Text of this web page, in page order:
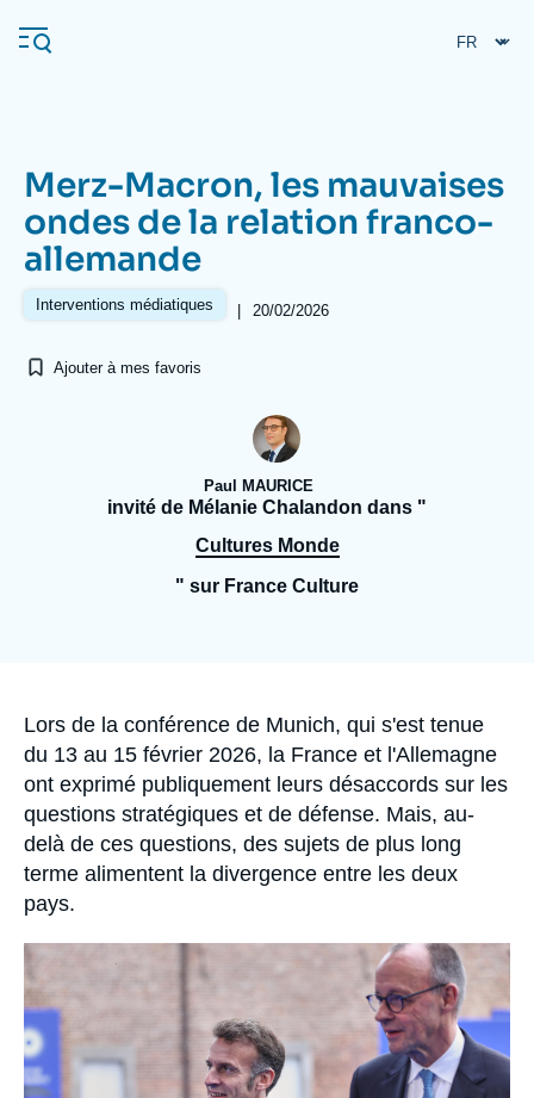
au
contenu
Navigation
principale
L'Ifri
Se connecter
À propos de l'Ifri
Proche-Orient
Merz-Macron, les mauvaises
ondes de la relation franco-
allemande
Interventions médiatiques | 20/02/2026
Ajouter à mes favoris
Paul MAURICE
invité de Mélanie Chalandon dans "
Cultures Monde
" sur France Culture
Accroche
Lors de la conférence de Munich, qui s'est tenue
du 13 au 15 février 2026, la France et l'Allemagne
ont exprimé publiquement leurs désaccords sur les
questions stratégiques et de défense. Mais, au-
delà de ces questions, des sujets de plus long
terme alimentent la divergence entre les deux
pays.
Image
médiatique